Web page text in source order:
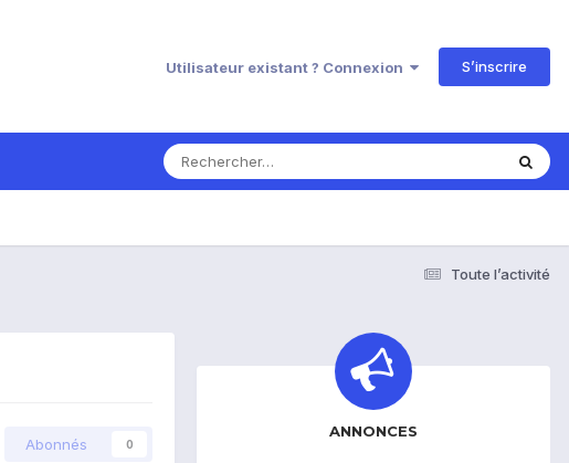
Utilisateur existant ? Connexion S’inscrire
Toute l’activité
Abonnés 0
ANNONCES